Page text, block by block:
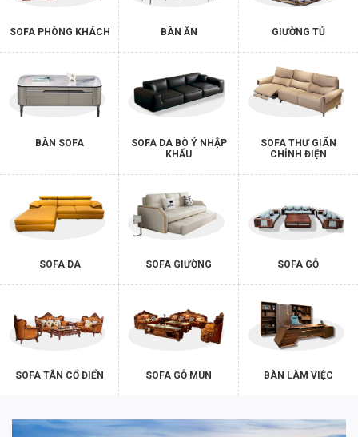
SOFA PHÒNG KHÁCH BÀN ĂN GIƯỜNG TỦ
BÀN SOFA
SOFA DA BÒ Ý NHẬP
KHẨU
SOFA THƯ GIÃN
CHỈNH ĐIỆN
SOFA DA SOFA GIƯỜNG SOFA GỖ
SOFA TÂN CỔ ĐIỂN SOFA GỖ MUN BÀN LÀM VIỆC